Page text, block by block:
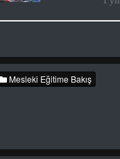
Mesleki Eğitime Bakış